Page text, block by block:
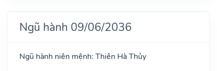
Ngũ hành 09/06/2036
Ngũ hành niên mệnh: Thiên Hà Thủy